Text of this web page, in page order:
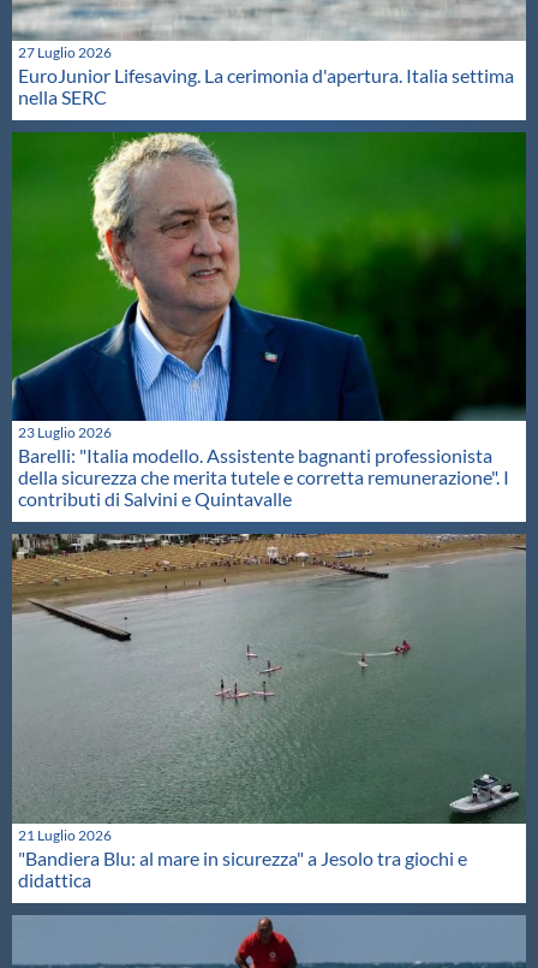
27 Luglio 2026
EuroJunior Lifesaving. La cerimonia d'apertura. Italia settima
nella SERC
23 Luglio 2026
Barelli: "Italia modello. Assistente bagnanti professionista
della sicurezza che merita tutele e corretta remunerazione". I
contributi di Salvini e Quintavalle
21 Luglio 2026
"Bandiera Blu: al mare in sicurezza" a Jesolo tra giochi e
didattica